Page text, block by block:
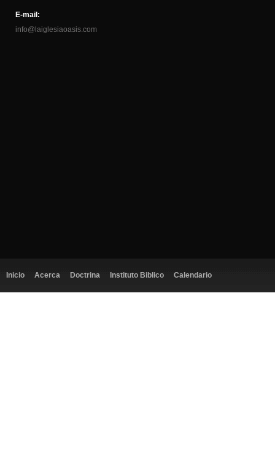
E-mail:
info@laiglesiaoasis.com
Inicio Acerca Doctrina Instituto Biblico Calendario